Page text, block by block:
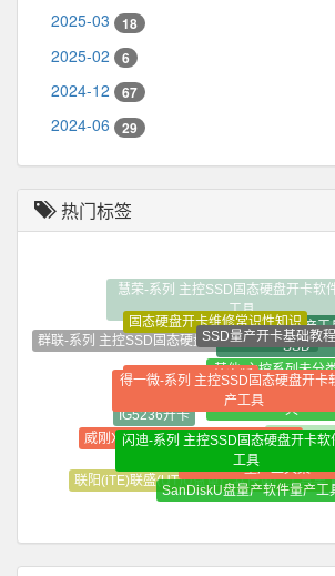
2025-03 18
2025-02 6
2024-12 67
2024-06 29
热门标签
慧荣-系列 主控SSD固态硬盘开卡软
工具
固态硬盘开卡维修常识性知识
SSD量产开卡基础教程
SM2246XT量产工
SSD
群联-系列 主控SSD固态硬盘开卡软件量产工具
Win10+Win11纯净版
得一微-系列 主控SSD固态硬盘开卡
产工具
联芸-系列 主控SSD固态
卡软件量产工具
其他-主控系列未分
固态硬盘开卡软件
IG5236开卡
威刚XPG GAMMIX S70 BLADE修复
闪迪-系列 主控SSD固态硬盘开卡软
工具
芯邦(Chipsbank)U盘量
量产工具集
联阳(iTE)联盛(UT)U盘量产软件量产工具集
SanDiskU盘量产软件量产工
智微-系列 主控SSD固态
卡软件量产工具